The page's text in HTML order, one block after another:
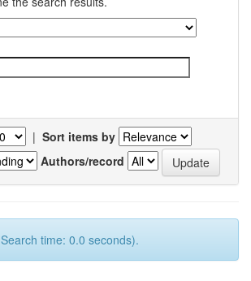
| Sort items by
Authors/record
time: 0.0 seconds).